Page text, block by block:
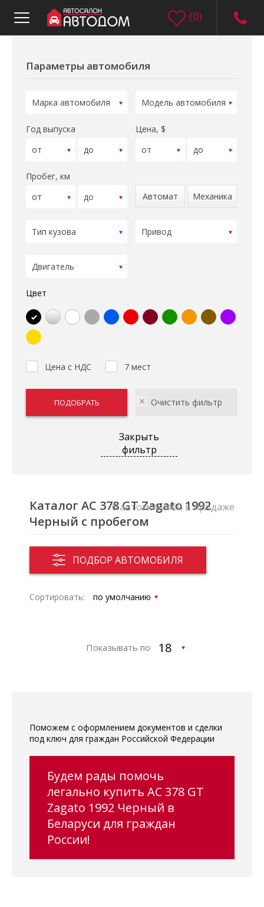
(0)
Параметры автомобиля
Год выпуска Цена, $
Пробег, км
Автомат
Механика
Цвет
Цена с НДС 7 мест
Закрыть
фильтр
Каталог AC 378 GT Zagato 1992
Черный с пробегом
ПОДБОР АВТОМОБИЛЯ
0 автомобилей в продаже
Сортировать:
Показывать по
Поможем с оформлением документов и сделки
под ключ для граждан Российской Федерации
Будем рады помочь
легально купить AC 378 GT
Zagato 1992 Черный в
Беларуси для граждан
России!